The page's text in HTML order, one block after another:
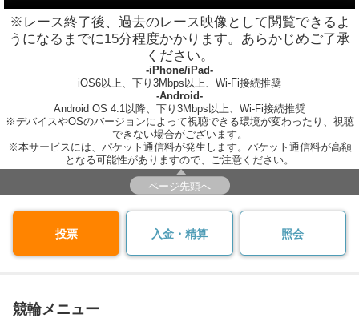
※レース終了後、過去のレース映像として閲覧できるよ
うになるまでに15分程度かかります。あらかじめご了承
ください。
-iPhone/iPad-
iOS6以上、下り3Mbps以上、Wi-Fi接続推奨
-Android-
Android OS 4.1以降、下り3Mbps以上、Wi-Fi接続推奨
※デバイスやOSのバージョンによって視聴できる環境が変わったり、視聴
できない場合がございます。
※本サービスには、パケット通信料が発生します。パケット通信料が高額
となる可能性がありますので、ご注意ください。
ページ先頭へ
投票 入金・精算 照会
競輪メニュー